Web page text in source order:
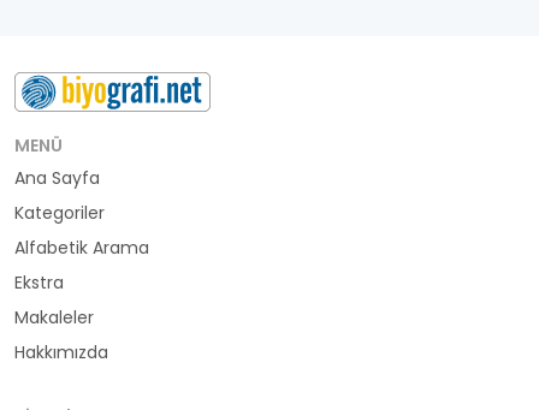
buluş
bürokrat
büyükelçi
cumhurbaşkanı
din adamı
MENÜ
Ana Sayfa
Kategoriler
Alfabetik Arama
Ekstra
Makaleler
Hakkımızda